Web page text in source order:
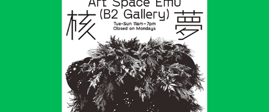
핵核몽夢 3: 위장된 초록